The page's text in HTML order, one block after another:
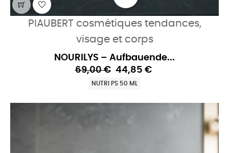
PIAUBERT cosmétiques tendances,
visage et corps
NOURILYS – Aufbauende...
69,00 € 44,85 €
NUTRI PS 50 ML